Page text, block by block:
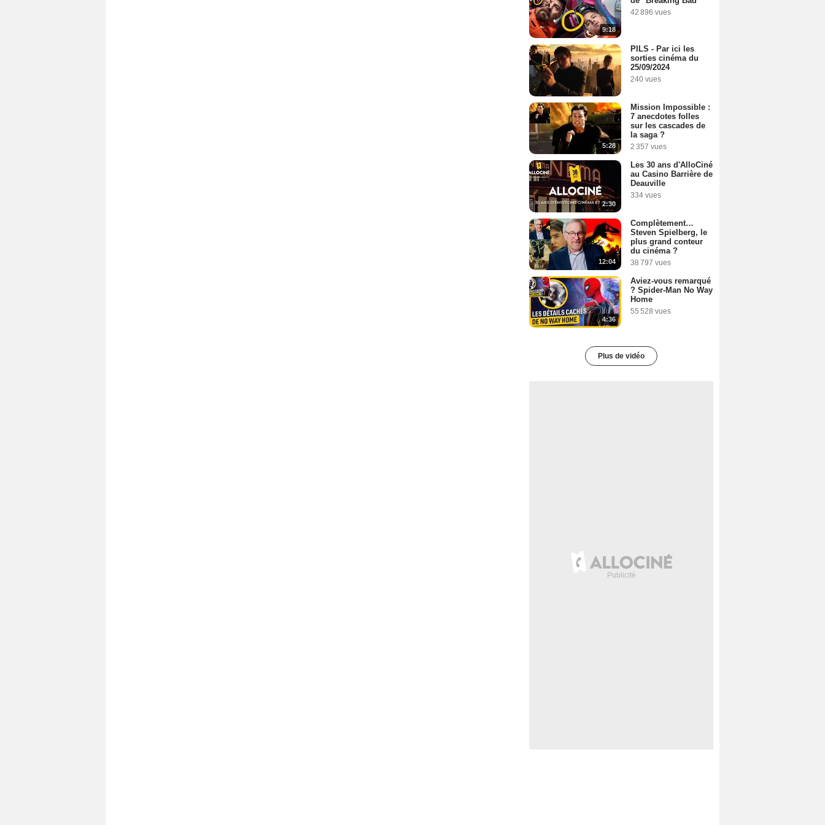
9:18
42 896 vues
PILS - Par ici les
sorties cinéma du
25/09/2024
240 vues
5:28
Mission Impossible :
7 anecdotes folles
sur les cascades de
la saga ?
2 357 vues
2:30
Les 30 ans d'AlloCiné
au Casino Barrière de
Deauville
334 vues
12:04
Complètement…
Steven Spielberg, le
plus grand conteur
du cinéma ?
38 797 vues
4:36
Aviez-vous remarqué
? Spider-Man No Way
Home
55 528 vues
Plus de vidéo